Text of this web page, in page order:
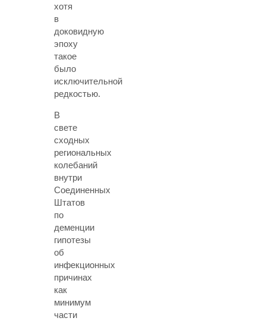
хотя
в
доковидную
эпоху
такое
было
исключительной
редкостью.
В
свете
сходных
региональных
колебаний
внутри
Соединенных
Штатов
по
деменции
гипотезы
об
инфекционных
причинах
как
минимум
части